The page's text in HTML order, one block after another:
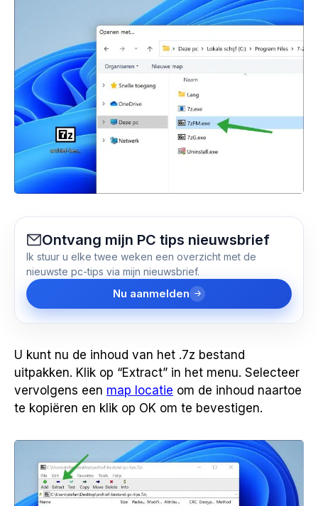
Ontvang mijn PC tips nieuwsbrief
Ik stuur u elke twee weken een overzicht met de
nieuwste pc-tips via mijn nieuwsbrief.
Nu aanmelden
U kunt nu de inhoud van het .7z bestand
uitpakken. Klik op “Extract” in het menu. Selecteer
vervolgens een map locatie om de inhoud naartoe
te kopiëren en klik op OK om te bevestigen.